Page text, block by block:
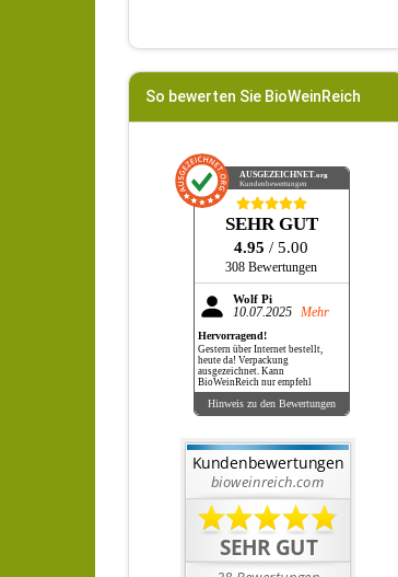
So bewerten Sie BioWeinReich
AUSGEZEICHNET.org
Kundenbewertungen
SEHR GUT
4.95 / 5.00
308 Bewertungen
Wolf Pi
10.07.2025 Mehr
Hervorragend!
Gestern über Internet bestellt,
heute da! Verpackung
ausgezeichnet. Kann
BioWeinReich nur empfehl
Hinweis zu den Bewertungen